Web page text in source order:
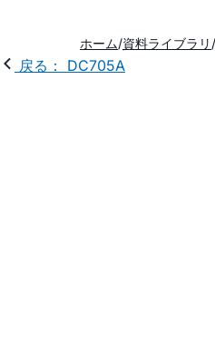
ホーム 資料ライブラリ
戻る： DC705A